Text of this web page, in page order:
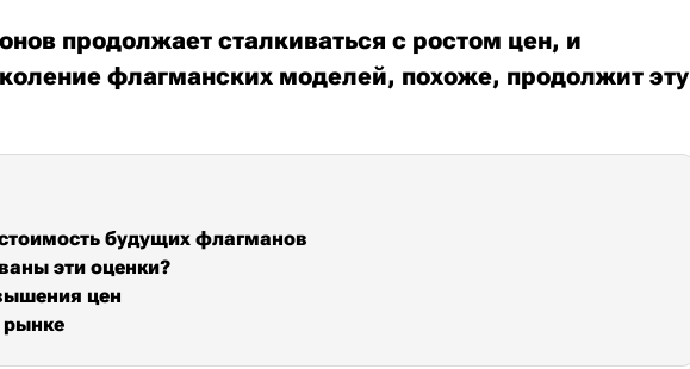
продолжает сталкиваться с ростом цен, и
флагманских моделей, похоже, продолжит эту
будущих флагманов
эти оценки?
цен
рынке